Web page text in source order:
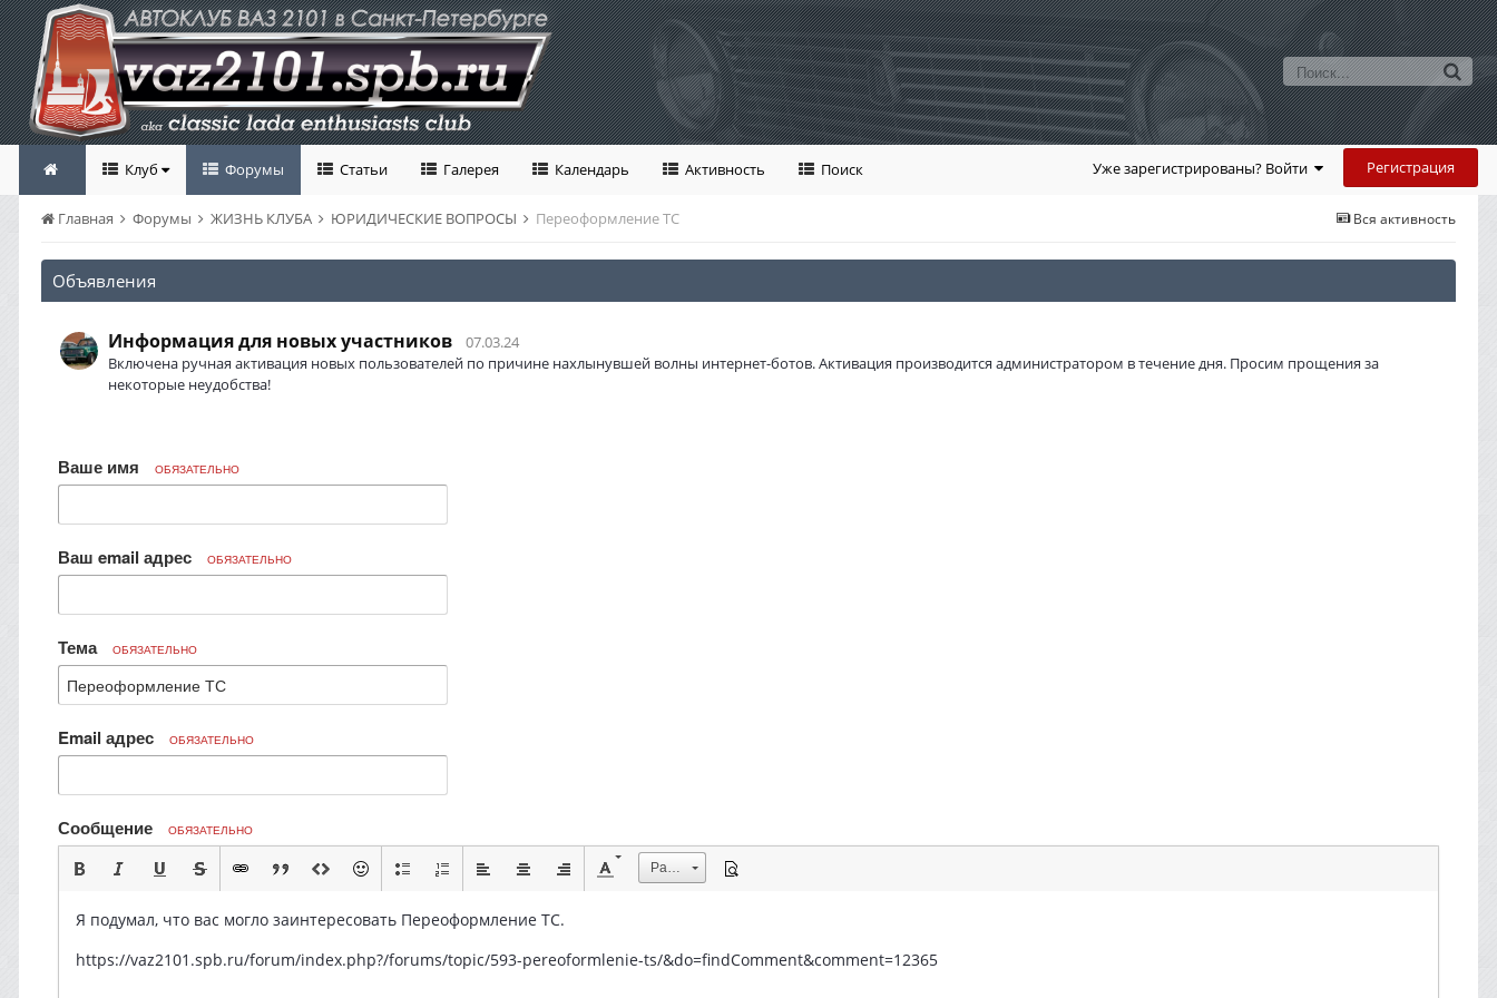
Уже зарегистрированы? Войти Регистрация
Клуб Форумы Статьи Галерея Календарь Активность Поиск
Вся активность
Главная Форумы ЖИЗНЬ КЛУБА ЮРИДИЧЕСКИЕ ВОПРОСЫ Переоформление ТС
Объявления
Информация для новых участников
07.03.24
Включена ручная активация новых пользователей по причине нахлынувшей волны интернет-ботов. Активация производится администратором в течение дня. Просим прощения за
некоторые неудобства!
Ваше имя ОБЯЗАТЕЛЬНО
Ваш email адрес ОБЯЗАТЕЛЬНО
Тема ОБЯЗАТЕЛЬНО
Email адрес ОБЯЗАТЕЛЬНО
Сообщение ОБЯЗАТЕЛЬНО
Размер
Я подумал, что вас могло заинтересовать Переоформление ТС.
https://vaz2101.spb.ru/forum/index.php?/forums/topic/593-pereoformlenie-ts/&do=findComment&comment=12365